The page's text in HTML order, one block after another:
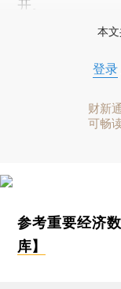
开。
本
登录
财新
可畅
参考重要经济
库】